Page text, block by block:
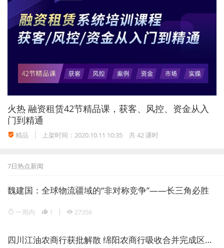
前将配额下达到所在地出口企业并将分配结果报送商务部
外贸司。分配结果将在在商务部外贸司网站供港澳活畜禽
配额管理信息专栏进行公示一周。公示期内，如无异议，
二次分配结果自动生效。
三、关于配额的总量确定、分配原则及具体分配办法
（一）总量确定
根据代理行、广州特办、食土商会和特区政府食卫局
的建议，同时参考近年香港市场活猪需求量及内地实际出
1、公开、公平、公正原则。按规定的分配方法与公式
公平、公正、公开地确定各省市的配额数量和各出口企业
2、透明度原则。提高配额管理工作透明度，加强相互
火热 融资租赁42节精品课，获客、风控、资金从入
门到精通
精品 上架时间：2020.10.11 10:35 共 42 课时
7日热点新闻
魏建国：全球物流疆域的“非对称竞争”——长三角必胜
一周内 1 27356
四川江油农商行获批解散 绵阳农商行吸收合并完成区域银行整合